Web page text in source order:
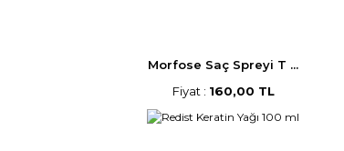
Morfose Saç Spreyi T ...
Fiyat : 160,00 TL